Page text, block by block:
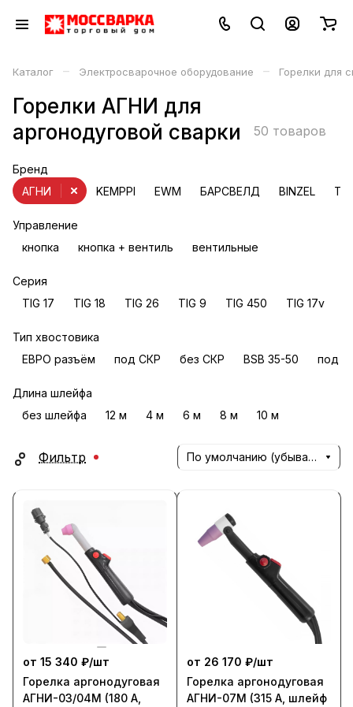
Каталог – Электросварочное оборудование – Горелки для
Горелки АГНИ для
аргонодуговой сварки
50 товаров
Бренд
KEMPPI
EWM БАРСВЕЛД BINZEL TBi
АГНИ
Управление
кнопка
кнопка + вентиль вентильные
Серия
TIG 17
TIG 18 TIG 26 TIG 9 TIG 450 TIG 17v
Тип хвостовика
ЕВРО разъём
под СКР без СКР BSB 35-50 под
Длина шлейфа
без шлейфа
12 м 4 м 6 м 8 м 10 м
Фильтр По умолчанию (убывание)
от 15 340 ₽/шт
Горелка аргонодуговая
АГНИ-03/04М (180 А,
от 26 170 ₽/шт
Горелка аргонодуговая
АГНИ-07М (315 А, шлейф